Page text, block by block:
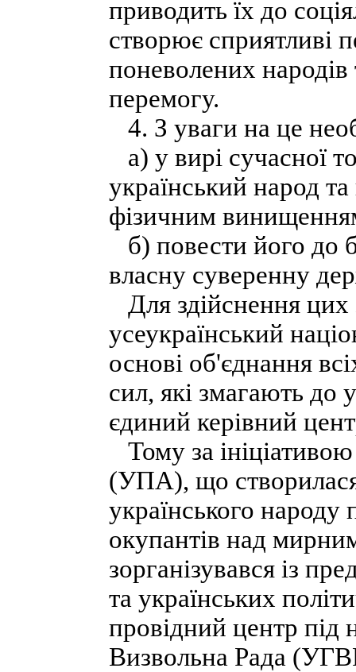
приводить їх до
створює сприятливі
поневолених
перемогу.
4. З уваги на це
а) у вирі сучасної
український народ
фізичним
б) повести його до
власну суверенну
Для здійснення цих
усеукраїнський
основі об'єднання
сил, які змагають до
єдиний керівний
Тому за
(УПА), що
українського народу
окупантів над
зорганізувався із
та українських
провідний центр під
Визвольна Рада